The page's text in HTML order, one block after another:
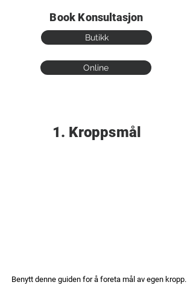
Book Konsultasjon
Butikk
Online
1. Kroppsmål
Benytt denne guiden for å foreta mål av egen kropp.